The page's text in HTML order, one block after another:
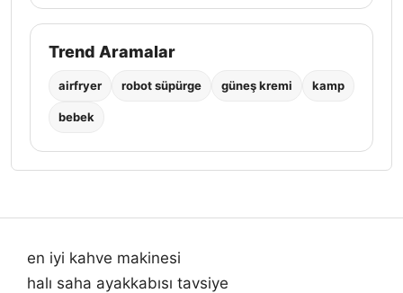
Trend Aramalar
airfryer robot süpürge güneş kremi kamp
bebek
en iyi kahve makinesi
halı saha ayakkabısı tavsiye